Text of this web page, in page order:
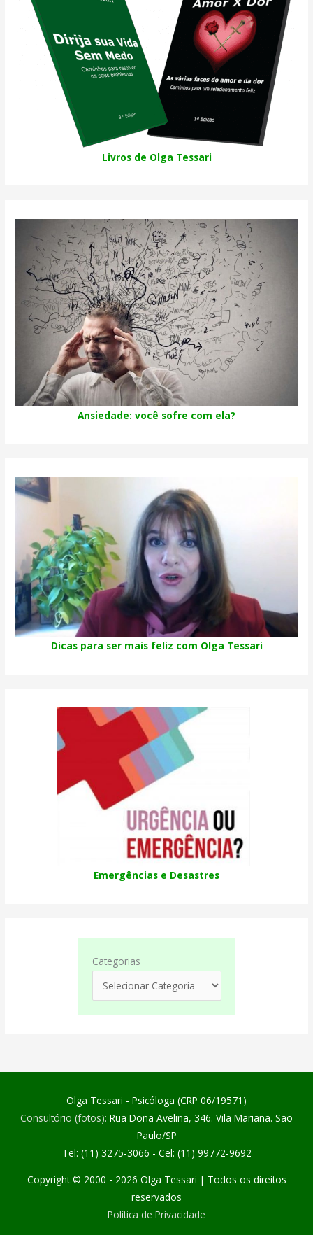
Livros de Olga Tessari
Ansiedade: você sofre com ela?
Dicas para ser mais feliz com Olga Tessari
Emergências e Desastres
Categorias
Olga Tessari - Psicóloga (CRP 06/19571)
Consultório (fotos): Rua Dona Avelina, 346. Vila Mariana. São
Paulo/SP
Tel: (11) 3275-3066 - Cel: (11) 99772-9692
Copyright © 2000 - 2026 Olga Tessari | Todos os direitos
reservados
Política de Privacidade